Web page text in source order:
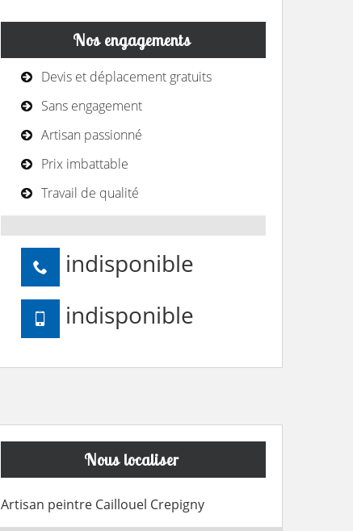
Nos engagements
Devis et déplacement gratuits
Sans engagement
Artisan passionné
Prix imbattable
Travail de qualité
indisponible
indisponible
Nous localiser
Artisan peintre Caillouel Crepigny